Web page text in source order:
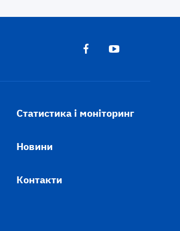
Статистика і моніторинг
Новини
Контакти